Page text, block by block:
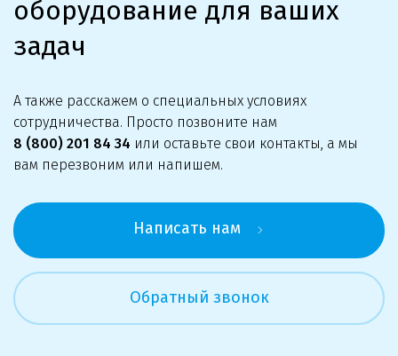
оборудование для ваших
задач
А также расскажем о специальных условиях
сотрудничества. Просто позвоните нам
8 (800) 201 84 34 или оставьте свои контакты, а мы
вам перезвоним или напишем.
Написать нам
Обратный звонок